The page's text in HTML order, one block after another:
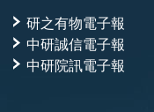
研之有物電子報
中研誠信電子報
中研院訊電子報